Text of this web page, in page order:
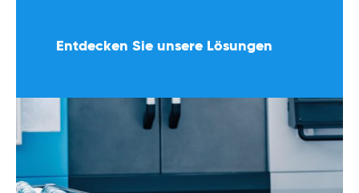
Entdecken Sie unsere Lösungen